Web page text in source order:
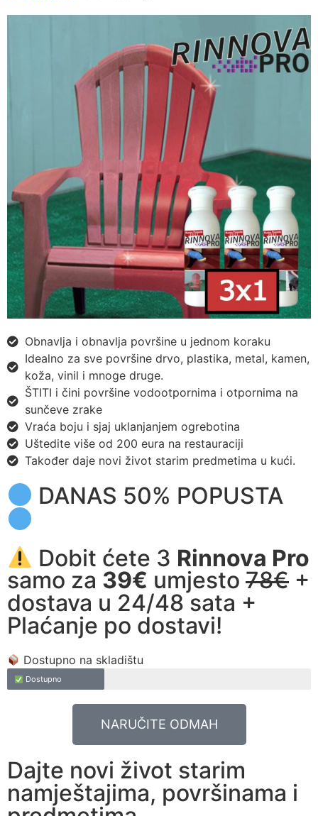
Obnavlja i obnavlja površine u jednom koraku
Idealno za sve površine drvo, plastika, metal, kamen,
koža, vinil i mnoge druge.
ŠTITI i čini površine vodootpornima i otpornima na
sunčeve zrake
Vraća boju i sjaj uklanjanjem ogrebotina
Uštedite više od 200 eura na restauraciji
Također daje novi život starim predmetima u kući.
DANAS 50% POPUSTA
Dobit ćete 3 Rinnova Pro
samo za 39€ umjesto 78€ +
dostava u 24/48 sata +
Plaćanje po dostavi!
Dostupno na skladištu
Dostupno
NARUČITE ODMAH
Dajte novi život starim
namještajima, površinama i